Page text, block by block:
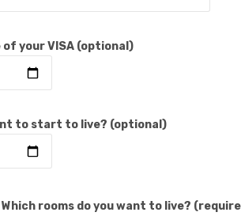
of your VISA (optional)
to start to live? (optional)
Which rooms do you want to live?